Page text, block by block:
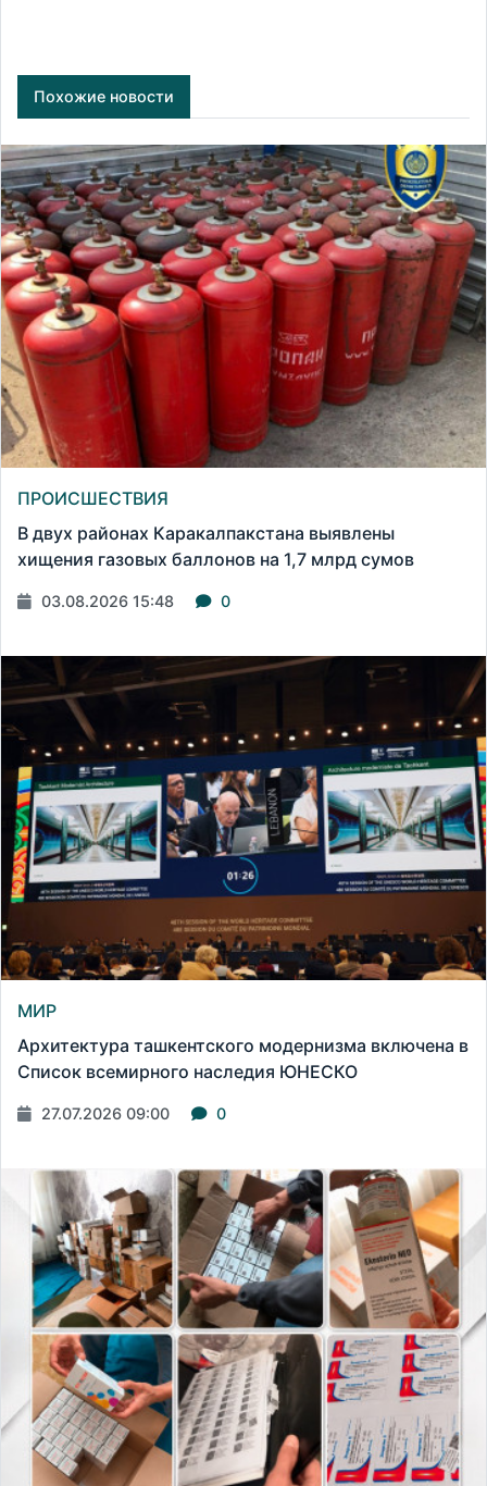
Похожие новости
ПРОИСШЕСТВИЯ
В двух районах Каракалпакстана выявлены
хищения газовых баллонов на 1,7 млрд сумов
03.08.2026 15:48 0
МИР
Архитектура ташкентского модернизма включена в
Список всемирного наследия ЮНЕСКО
27.07.2026 09:00 0